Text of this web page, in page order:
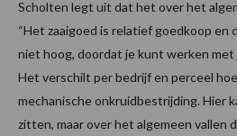
Scholten legt uit dat het over het
“Het zaaigoed is relatief goedkoop
niet hoog, doordat je kunt werken met
Het verschilt per bedrijf en perceel
mechanische onkruidbestrijding. Hier
zitten, maar over het algemeen vallen